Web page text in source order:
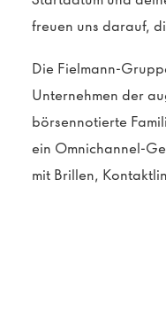
freuen uns darauf,
Die Fielmann-
Unternehmen der
börsennotierte
ein Omnichannel-
mit Brillen,